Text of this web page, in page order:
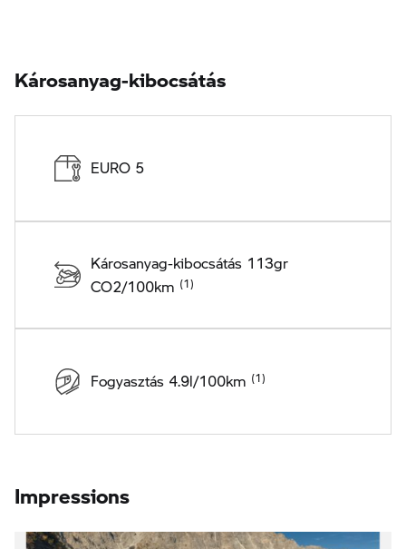
Károsanyag-kibocsátás
EURO 5
Károsanyag-kibocsátás 113gr
CO2/100km
Fogyasztás 4.9l/100km
Impressions